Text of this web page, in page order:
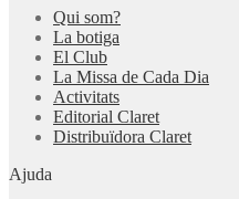
Qui som?
La botiga
El Club
La Missa de Cada Dia
Activitats
Editorial Claret
Distribuïdora Claret
Ajuda